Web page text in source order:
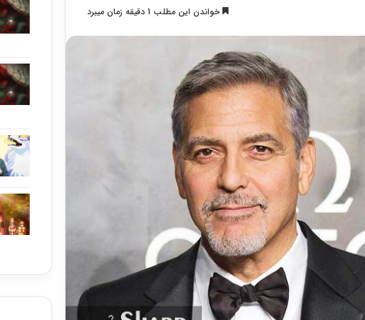
خواندن این مطلب 1 دقیقه زمان میبرد